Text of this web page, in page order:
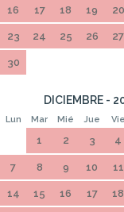
16 17 18 19 20
23 24 25 26 27
30
DICIEMBRE -
Lun Mar Mié Jue Vie
1 2 3 4
7 8 9 10 11
14 15 16 17 18